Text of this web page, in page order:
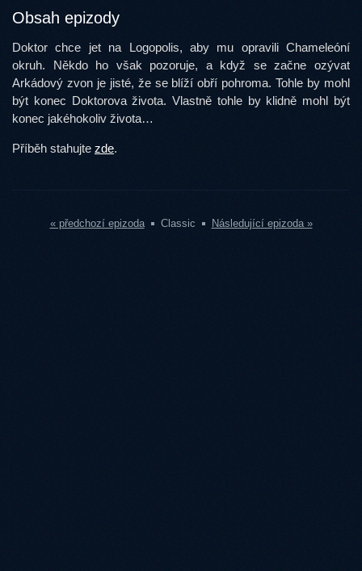
Obsah epizody
Doktor chce jet na Logopolis, aby mu opravili Chameleóní
okruh. Někdo ho však pozoruje, a když se začne ozývat
Arkádový zvon je jisté, že se blíží obří pohroma. Tohle by mohl
být konec Doktorova života. Vlastně tohle by klidně mohl být
konec jakéhokoliv života…
Příběh stahujte zde.
« předchozí epizoda Classic Následující epizoda »